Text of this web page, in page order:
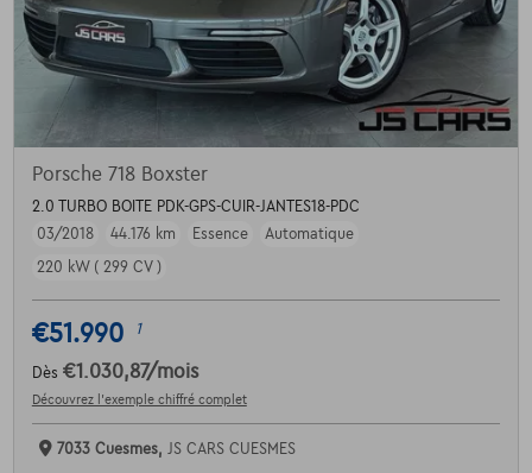
Porsche 718 Boxster
2.0 TURBO BOITE PDK-GPS-CUIR-JANTES18-PDC
03/2018
44.176 km Essence
Automatique
220 kW ( 299 CV )
€51.990 1
Dès €1.030,87/mois
Découvrez l’exemple chiffré complet
7033 Cuesmes, JS CARS CUESMES